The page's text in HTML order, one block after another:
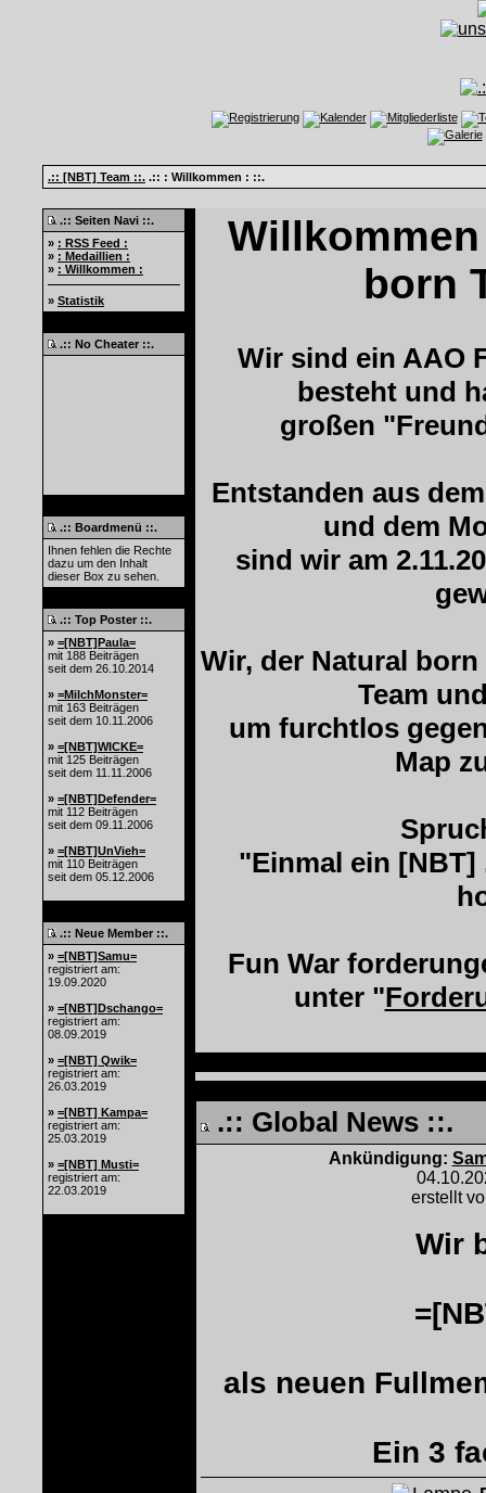
.:: [NBT] Team ::. .:: : Willkommen : ::.
.:: Seiten Navi ::.
» : RSS Feed :
» : Medaillien :
» : Willkommen :
» Statistik
.:: No Cheater ::.
.:: Boardmenü ::.
Ihnen fehlen die Rechte
dazu um den Inhalt
dieser Box zu sehen.
.:: Top Poster ::.
» =[NBT]Paula=
mit 188 Beiträgen
seit dem 26.10.2014
» =MilchMonster=
mit 163 Beiträgen
seit dem 10.11.2006
» =[NBT]WICKE=
mit 125 Beiträgen
seit dem 11.11.2006
» =[NBT]Defender=
mit 112 Beiträgen
seit dem 09.11.2006
» =[NBT]UnVieh=
mit 110 Beiträgen
seit dem 05.12.2006
.:: Neue Member ::.
» =[NBT]Samu=
registriert am:
19.09.2020
» =[NBT]Dschango=
registriert am:
08.09.2019
» =[NBT] Qwik=
registriert am:
26.03.2019
» =[NBT] Kampa=
registriert am:
25.03.2019
» =[NBT] Musti=
registriert am:
22.03.2019
born
Wir sind ein AAO
besteht und
großen
Entstanden aus
und dem
sind wir am
Wir, der Natural
Team
um furchtlos
Map
"Einmal ein [NBT]
Fun War
unter "
.:: Global News ::.
Ankündigung:
erstellt
Wir
als neuen
Ein 3